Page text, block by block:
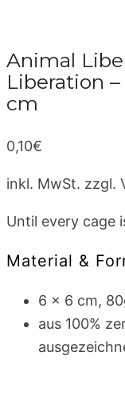
Animal
Liberation
cm
0,10€
inkl. MwSt. zzgl.
Until every cage
Material &
6 × 6 cm,
aus 100%